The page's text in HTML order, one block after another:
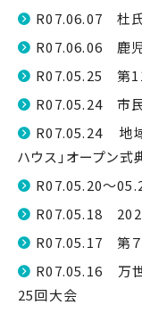
R07.06.07 杜氏
R07.06.06 鹿
R07.05.25 第
R07.05.24 市
R07.05.24 地
ハウス」オープン式
R07.05.20～
R07.05.18 2025
R07.05.17 第７
R07.05.16 万
25回大会